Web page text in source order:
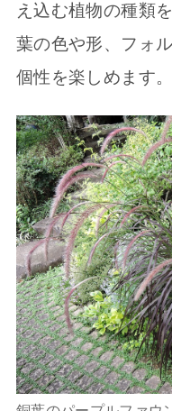
え込む植物の種類
葉の色や形、フォ
個性を楽しめます。